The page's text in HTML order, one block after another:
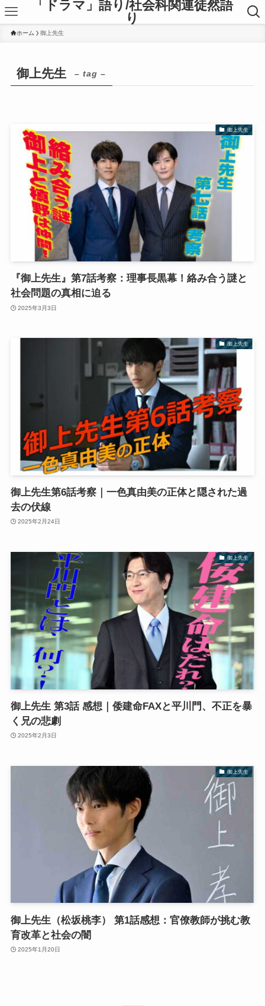
「ドラマ」語り/社会科関連徒然語
り
ホーム 御上先生
御上先生 – tag –
御上先生
『御上先生』第7話考察：理事長黒幕！絡み合う謎と
社会問題の真相に迫る
2025年3月3日
御上先生
御上先生第6話考察｜一色真由美の正体と隠された過
去の伏線
2025年2月24日
御上先生
御上先生 第3話 感想｜倭建命FAXと平川門、不正を暴
く兄の悲劇
2025年2月3日
御上先生
御上先生（松坂桃李） 第1話感想：官僚教師が挑む教
育改革と社会の闇
2025年1月20日